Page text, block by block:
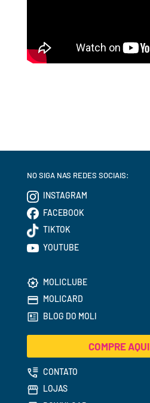
NO SIGA NAS REDES SOCIAIS:
INSTAGRAM
FACEBOOK
TIKTOK
YOUTUBE
MOLICLUBE
MOLICARD
BLOG DO MOLI
COMPRE AQUI
CONTATO
LOJAS